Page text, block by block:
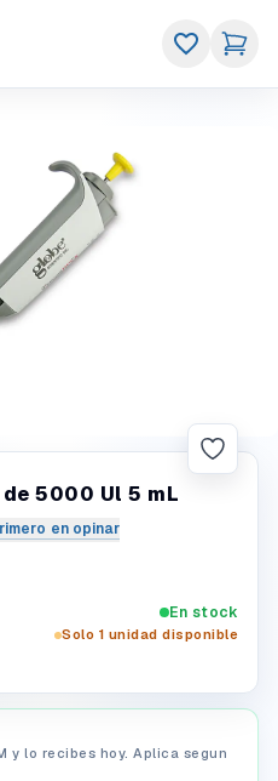
5000 Ul 5 mL
en opinar
En stock
Solo 1 unidad disponible
y lo recibes hoy. Aplica segun